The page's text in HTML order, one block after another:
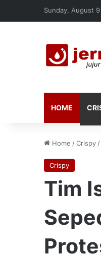
Sunday, August
HOME
Home /Crispy /
Crispy
Tim